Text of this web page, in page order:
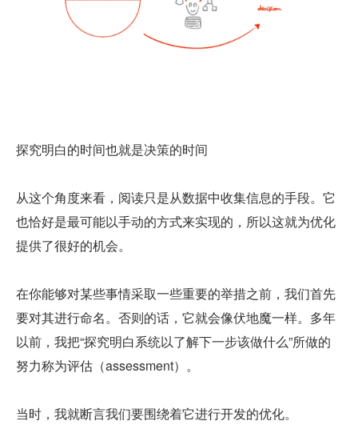
探究明白的时间也就是决策的时间
从这个角度来看，阅读只是从数据中收集信息的手段。它
也恰好是最可能以手动的方式来实现的，所以这就为优化
提供了很好的机会。
在你能够对某些事情采取一些重要的举措之前，我们首先
要对其进行命名。否则的话，它就会像伏地魔一样。多年
以前，我把“探究明白系统以了解下一步该做什么”所做的
努力称为评估（assessment）。
当时，我就断言我们要围绕着它进行开发的优化。